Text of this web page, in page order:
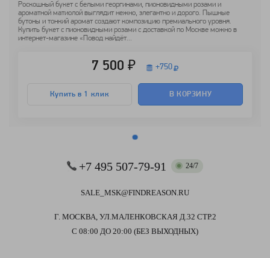
Роскошный букет с белыми георгинами, пионовидными розами и
ароматной матиолой выглядит нежно, элегантно и дорого. Пышные
бутоны и тонкий аромат создают композицию премиального уровня.
Купить букет с пионовидными розами с доставкой по Москве можно в
интернет-магазине «Повод найдёт...
7 500 ₽ +750
Купить в 1 клик В КОРЗИНУ
+7 495 507-79-91 24/7
SALE_MSK@FINDREASON.RU
Г. МОСКВА, УЛ.МАЛЕНКОВСКАЯ Д.32 СТР.2
С 08:00 ДО 20:00 (БЕЗ ВЫХОДНЫХ)